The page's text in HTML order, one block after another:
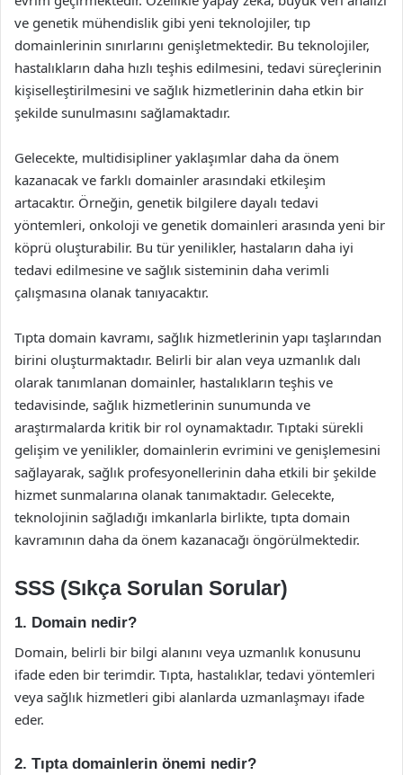
ve genetik mühendislik gibi yeni teknolojiler, tıp
domainlerinin sınırlarını genişletmektedir. Bu teknolojiler,
hastalıkların daha hızlı teşhis edilmesini, tedavi süreçlerinin
kişiselleştirilmesini ve sağlık hizmetlerinin daha etkin bir
şekilde sunulmasını sağlamaktadır.
Gelecekte, multidisipliner yaklaşımlar daha da önem
kazanacak ve farklı domainler arasındaki etkileşim
artacaktır. Örneğin, genetik bilgilere dayalı tedavi
yöntemleri, onkoloji ve genetik domainleri arasında yeni bir
köprü oluşturabilir. Bu tür yenilikler, hastaların daha iyi
tedavi edilmesine ve sağlık sisteminin daha verimli
çalışmasına olanak tanıyacaktır.
Tıpta domain kavramı, sağlık hizmetlerinin yapı taşlarından
birini oluşturmaktadır. Belirli bir alan veya uzmanlık dalı
olarak tanımlanan domainler, hastalıkların teşhis ve
tedavisinde, sağlık hizmetlerinin sunumunda ve
araştırmalarda kritik bir rol oynamaktadır. Tıptaki sürekli
gelişim ve yenilikler, domainlerin evrimini ve genişlemesini
sağlayarak, sağlık profesyonellerinin daha etkili bir şekilde
hizmet sunmalarına olanak tanımaktadır. Gelecekte,
teknolojinin sağladığı imkanlarla birlikte, tıpta domain
kavramının daha da önem kazanacağı öngörülmektedir.
SSS (Sıkça Sorulan Sorular)
1. Domain nedir?
Domain, belirli bir bilgi alanını veya uzmanlık konusunu
ifade eden bir terimdir. Tıpta, hastalıklar, tedavi yöntemleri
veya sağlık hizmetleri gibi alanlarda uzmanlaşmayı ifade
eder.
2. Tıpta domainlerin önemi nedir?